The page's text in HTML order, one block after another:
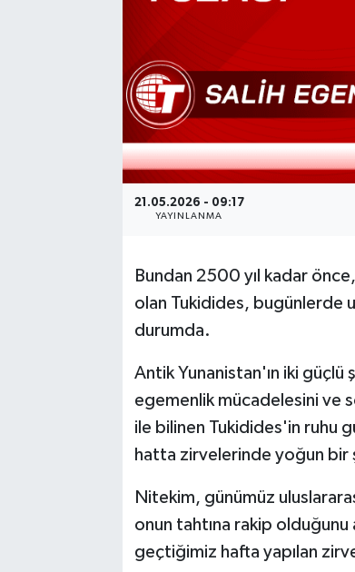
21.05.2026 - 09:17
YAYINLANMA
Bundan 2500 yıl kadar
olan Tukidides, bugünlerde
durumda.
Antik Yunanistan'ın iki
egemenlik mücadelesini ve
ile bilinen Tukidides'in ruhu
hatta zirvelerinde yoğun bir
Nitekim, günümüz
onun tahtına rakip olduğunu
geçtiğimiz hafta yapılan